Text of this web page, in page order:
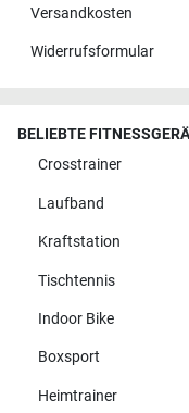
Versandkosten
Widerrufsformular
BELIEBTE
Crosstrainer
Laufband
Kraftstation
Tischtennis
Indoor Bike
Boxsport
Heimtrainer